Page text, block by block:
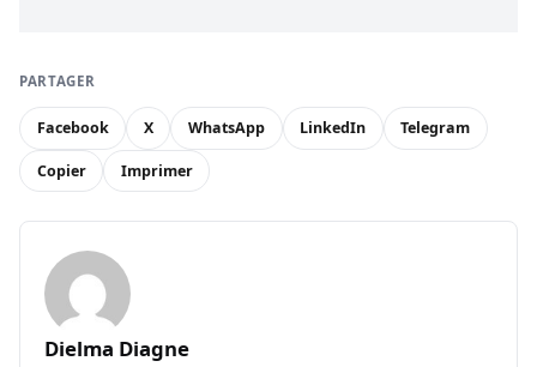
PARTAGER
Facebook X WhatsApp LinkedIn Telegram
Copier Imprimer
Dielma Diagne